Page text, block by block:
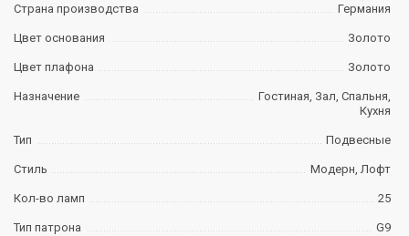
Страна производства Германия
Цвет основания Золото
Цвет плафона Золото
Назначение
Гостиная, Зал, Спальня,
Кухня
Тип Подвесные
Стиль Модерн, Лофт
Кол-во ламп 25
Тип патрона G9